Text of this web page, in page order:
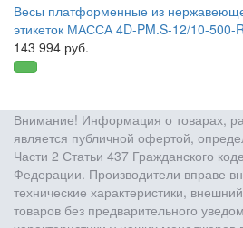
Весы платформенные из
этикеток МАССА 4D-PM.S-12/10-500-
143 994 руб.
Внимание! Информация о товарах,
является публичной офертой,
Части 2 Статьи 437 Гражданского
Федерации. Производители вправе
технические характеристики,
товаров без предварительного